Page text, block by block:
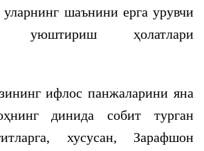
шаънини ерга урувчи
уюштириш ҳолатлари
ифлос панжаларини яна
динида собит турган
хусусан, Зарафшон